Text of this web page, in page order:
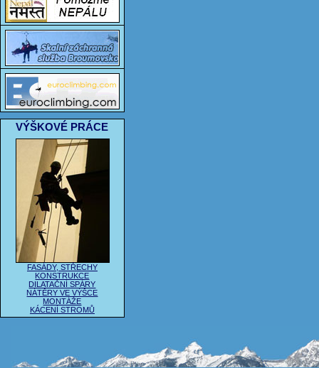
VÝŠKOVÉ PRÁCE
FASÁDY, STŘECHY
KONSTRUKCE
DILATAČNÍ SPÁRY
NÁTĚRY VE VÝŠCE
MONTÁŽE
KÁCENÍ STROMŮ